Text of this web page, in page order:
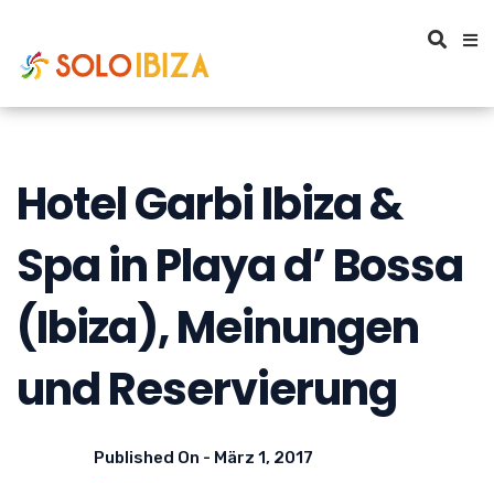
Hotel Garbi Ibiza &
Spa in Playa d’ Bossa
(Ibiza), Meinungen
und Reservierung
Published On - März 1, 2017